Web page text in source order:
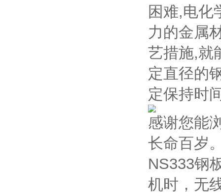
困难,电化
力的金属
艺措施,就
定直径的
定保持时
感谢您能
长命百岁
NS333钢
机时，无